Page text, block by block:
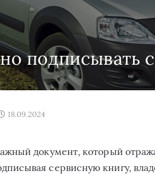
подписывать
18.09.2024
документ, который
сервисную книгу,